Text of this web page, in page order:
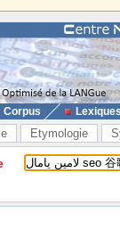
Corpus
Etymologie